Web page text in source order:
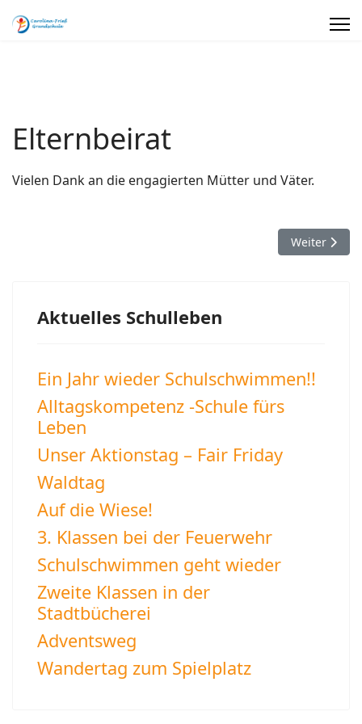
Elternbeirat
Vielen Dank an die engagierten Mütter und Väter.
Nächster
Weiter
Aktuelles Schulleben
Ein Jahr wieder Schulschwimmen!!
Alltagskompetenz -Schule fürs
Leben
Unser Aktionstag – Fair Friday
Waldtag
Auf die Wiese!
3. Klassen bei der Feuerwehr
Schulschwimmen geht wieder
Zweite Klassen in der
Stadtbücherei
Adventsweg
Wandertag zum Spielplatz